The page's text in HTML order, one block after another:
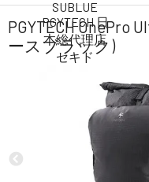
カメラドローン・生活
水中ドローン(ROV)・
PGYTECH OnePro
ースブラック)